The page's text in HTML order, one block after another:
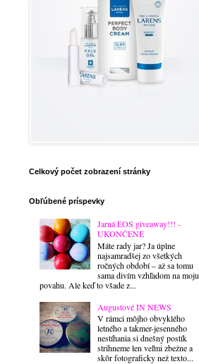
Celkový počet zobrazení stránky
Obľúbené príspevky
Jarná EOS giveaway!!! -
UKONČENÉ
Máte rady jar? Ja úplne
najsamradšej zo všetkých
ročných období – až sa tomu
sama divím vzhľadom na moju
povahu. Ale keď to všade z...
Augustové IN NEWS
V rámci môjho obvyklého
letného a takmer-jesenného
nestíhania si dnešný postík
strihneme len veľmi zbežne a
skôr fotograficky než texto...